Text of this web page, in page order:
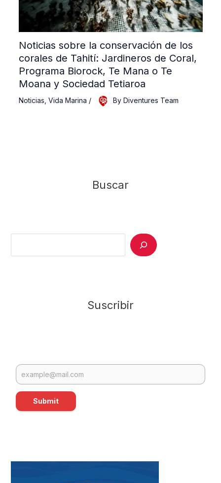
Noticias sobre la conservación de los
corales de Tahití: Jardineros de Coral,
Programa Biorock, Te Mana o Te
Moana y Sociedad Tetiaroa
Noticias Vida Marina / By Diventures Team
Buscar
Suscribir
Submit